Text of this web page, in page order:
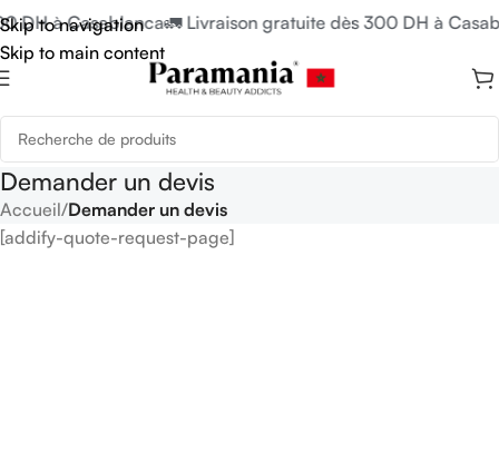
Skip to navigation
Skip to main content
DH à Casablanca🚛 Livraison gratuite dès 300 DH à
Demander un devis
Accueil/Demander un devis
[addify-quote-request-page]